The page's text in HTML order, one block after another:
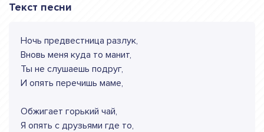
Текст песни
Ночь предвестница разлук,
Вновь меня куда то манит,
Ты не слушаешь подруг,
И опять перечишь маме,
Обжигает горький чай,
Я опять с друзьями где то,